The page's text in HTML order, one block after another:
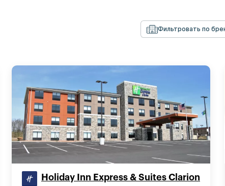
Фильтровать по
Holiday Inn Express & Suites Clarion